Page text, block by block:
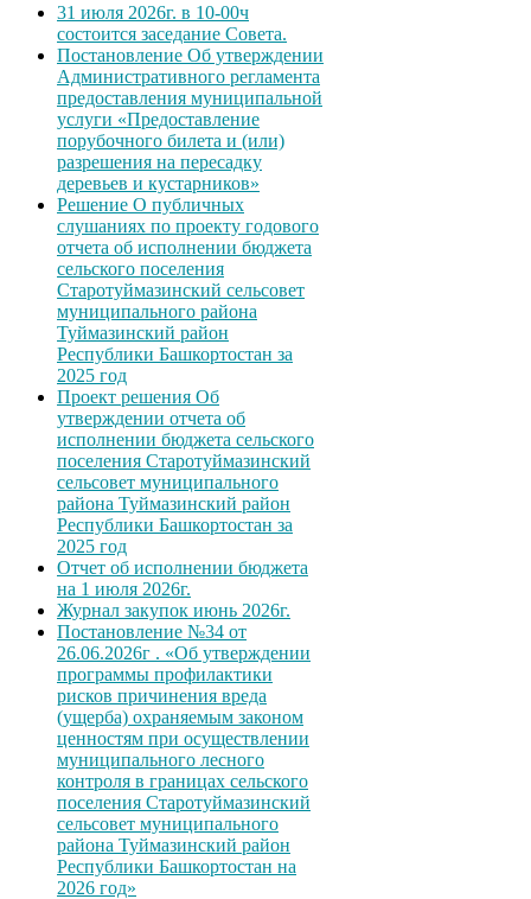
31 июля 2026г. в 10-00ч
состоится заседание Совета.
Постановление Об утверждении
Административного регламента
предоставления муниципальной
услуги «Предоставление
порубочного билета и (или)
разрешения на пересадку
деревьев и кустарников»
Решение О публичных
слушаниях по проекту годового
отчета об исполнении бюджета
сельского поселения
Старотуймазинский сельсовет
муниципального района
Туймазинский район
Республики Башкортостан за
2025 год
Проект решения Об
утверждении отчета об
исполнении бюджета сельского
поселения Старотуймазинский
сельсовет муниципального
района Туймазинский район
Республики Башкортостан за
2025 год
Отчет об исполнении бюджета
на 1 июля 2026г.
Журнал закупок июнь 2026г.
Постановление №34 от
26.06.2026г . «Об утверждении
программы профилактики
рисков причинения вреда
(ущерба) охраняемым законом
ценностям при осуществлении
муниципального лесного
контроля в границах сельского
поселения Старотуймазинский
сельсовет муниципального
района Туймазинский район
Республики Башкортостан на
2026 год»